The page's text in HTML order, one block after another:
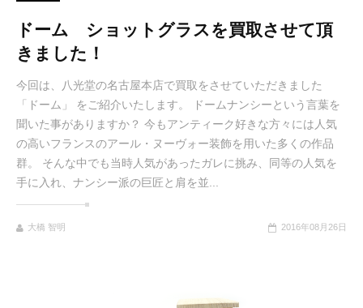
ドーム ショットグラスを買取させて頂
きました！
今回は、八光堂の名古屋本店で買取をさせていただきました
「ドーム」 をご紹介いたします。 ドームナンシーという言葉を
聞いた事がありますか？ 今もアンティーク好きな方々には人気
の高いフランスのアール・ヌーヴォー装飾を用いた多くの作品
群。 そんな中でも当時人気があったガレに挑み、同等の人気を
手に入れ、ナンシー派の巨匠と肩を並...
大橋 智明 2016年08月26日